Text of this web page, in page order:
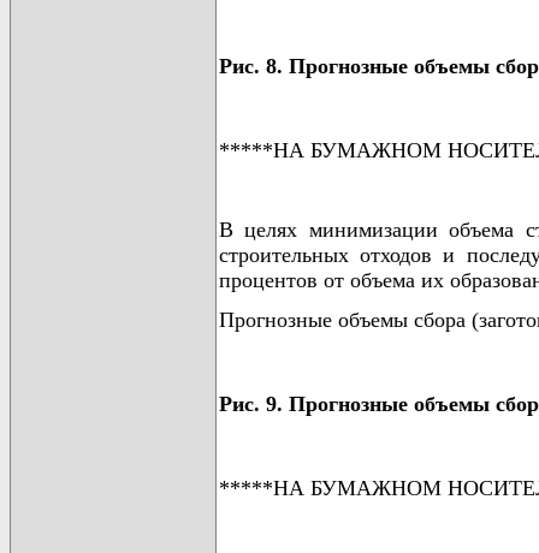
Рис. 8. Прогнозные объемы
*****НА БУМАЖНОМ
В целях минимизации объема
строительных отходов и
процентов от объема их
Прогнозные объемы сбора
Рис. 9. Прогнозные объемы
*****НА БУМАЖНОМ